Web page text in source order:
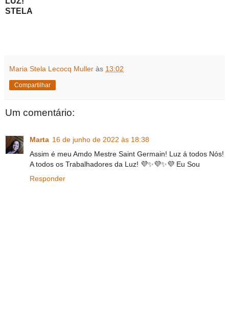
STELA
Maria Stela Lecocq Muller às 13:02
Compartilhar
Um comentário:
Marta 16 de junho de 2022 às 18:38
Assim é meu Amdo Mestre Saint Germain! Luz á todos Nós!
A todos os Trabalhadores da Luz! 💜✨💜✨💜 Eu Sou
Responder